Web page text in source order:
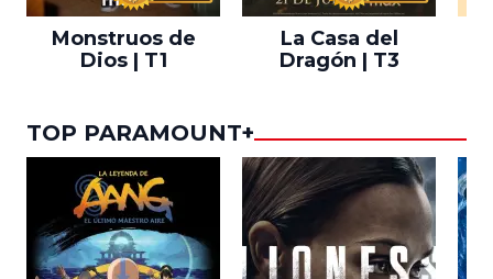
Monstruos de
Dios | T1
La Casa del
Dragón | T3
TOP PARAMOUNT+